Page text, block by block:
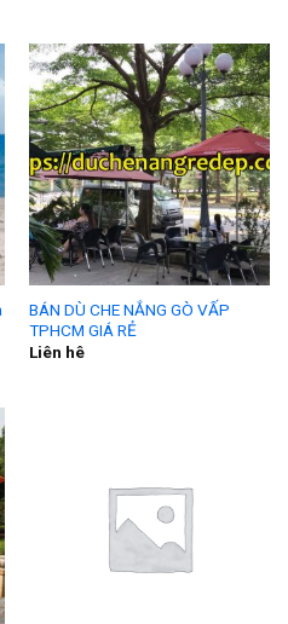
BÁN DÙ CHE NẮNG GÒ VẤP
TPHCM GIÁ RẺ
Liên hê